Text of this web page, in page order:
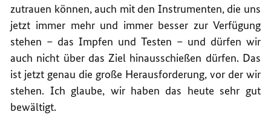
zutrauen können, auch mit den Instrumenten, die uns
jetzt immer mehr und immer besser zur Verfügung
stehen – das Impfen und Testen – und dürfen wir
auch nicht über das Ziel hinausschießen dürfen. Das
ist jetzt genau die große Herausforderung, vor der wir
stehen. Ich glaube, wir haben das heute sehr gut
bewältigt.